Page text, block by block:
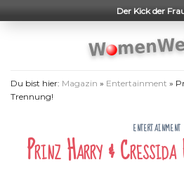
to
Der Kick der
Du bist hier: Magazin » Entertainment »
Trennung!
ENTERTAINMENT
Prinz Harry & Cressida